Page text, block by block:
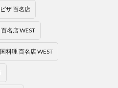
ピザ 百名店
名店 WEST
料理 百名店 WEST